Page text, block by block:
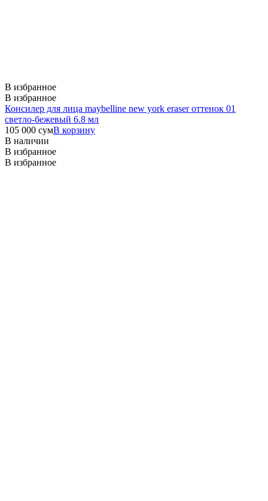
В избранное
В избранное
Консилер для лица maybelline new york eraser оттенок 01
светло-бежевый 6.8 мл
105 000 сумВ корзину
В наличии
В избранное
В избранное